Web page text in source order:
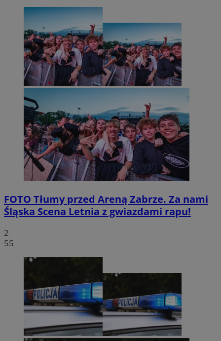
FOTO Tłumy przed Areną Zabrze. Za nami
Śląska Scena Letnia z gwiazdami rapu!
2
55